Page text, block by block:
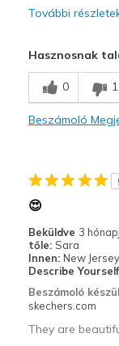
További
Tight on top of foot
Width
Sizing
Hasznosnak
0 1
Beszámoló
😍
Beküldve 3
tőle: Sara
Innen: New Jersey
Describe Yourself
Beszámoló
skechers.com
They are